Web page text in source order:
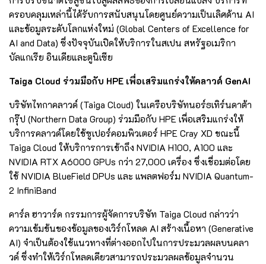
ครอบคลุมเหล่านี้ได้รับการสนับสนุนโดยศูนย์ความเป็นเลิศด้าน AI
และข้อมูลระดับโลกแห่งใหม่ (Global Centers of Excellence for
AI and Data) ซึ่งปัจจุบันเปิดให้บริการในสเปน สหรัฐอเมริกา
บัลแกเรีย อินเดียและตูนิเซีย
Taiga Cloud ร่วมมือกับ HPE เพื่อเสริมแกร่งให้คลาวด์ GenAI
บริษัทไทกาคลาวด์ (Taiga Cloud) ในเครือบริษัทนอร์ธเทิร์นดาต้า
กรุ๊ป (Northern Data Group) ร่วมมือกับ HPE เพื่อเสริมแกร่งให้
บริการคลาวด์โดยใช้ซูเปอร์คอมพิวเตอร์ HPE Cray XD ขณะนี้
Taiga Cloud ให้บริการการเข้าถึง NVIDIA H100, A100 และ
NVIDIA RTX A6000 GPUs กว่า 27,000 เครื่อง ซึ่งเชื่อมต่อโดย
ใช้ NVIDIA BlueField DPUs และ แพลตฟอร์ม NVIDIA Quantum-
2 InfiniBand
คาร์ล ฮาวาร์ด กรรมการผู้จัดการบริษัท Taiga Cloud กล่าวว่า
ความเข้มข้นของข้อมูลของเวิร์กโหลด AI สร้างเนื้อหา (Generative
AI) จำเป็นต้องใช้แนวทางที่ต่างออกไปในการประมวลผลบนคลา
วด์ ซึ่งทำให้เวิร์กโหลดเดียวสามารถประมวลผลข้อมูลจำนวน